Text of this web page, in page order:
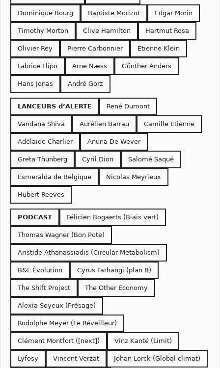
Dominique Bourg Baptiste Morizot Edgar Morin
Timothy Morton Clive Hamilton Hartmut Rosa
Olivier Rey Pierre Carbonnier Etienne Klein
Fabrice Flipo Arne Næss Günther Anders
Hans Jonas André Gorz
LANCEURS d’ALERTE René Dumont
Vandana Shiva Aurélien Barrau Camille Etienne
Adélaïde Charlier Anuna De Wever
Greta Thunberg Cyril Dion Salomé Saqué
Esmeralda de Belgique Nicolas Meyrieux
Hubert Reeves
PODCAST Félicien Bogaerts (Biais vert)
Thomas Wagner (Bon Pote)
Aristide Athanassiadis (Circular Metabolism)
B&L Évolution Cyrus Farhangi (plan B)
The Shift Project The Other Economy
Alexia Soyeux (Présage)
Rodolphe Meyer (Le Réveilleur)
Clément Montfort ([next]) Vinz Kanté (Limit)
Lyfosy Vincent Verzat Johan Lorck (Global climat)